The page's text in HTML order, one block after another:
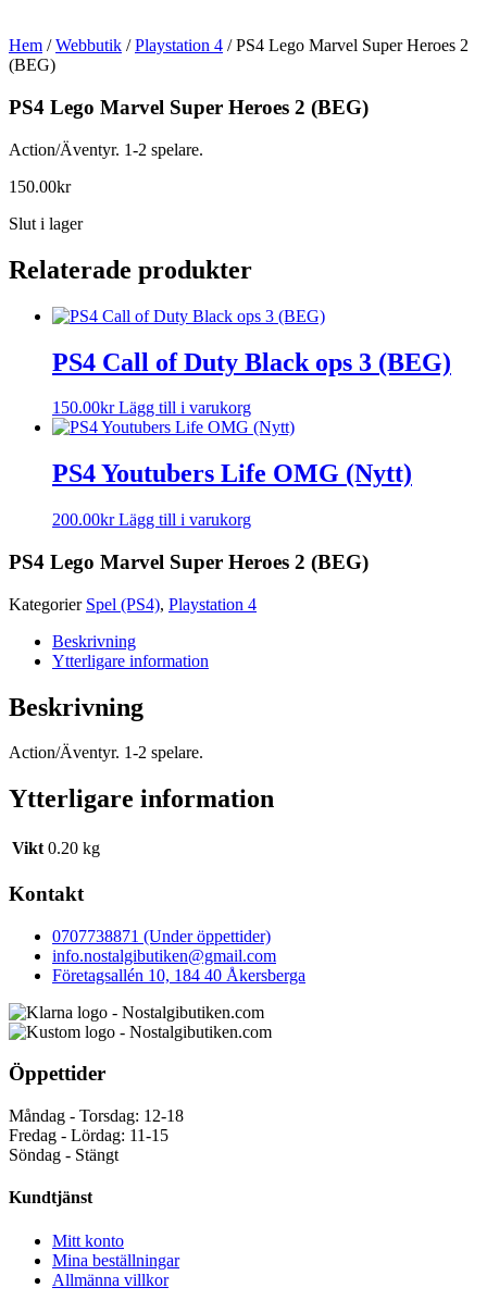
Hem /Webbutik /Playstation 4 / PS4 Lego Marvel Super Heroes 2
(BEG)
PS4 Lego Marvel Super Heroes 2 (BEG)
Action/Äventyr. 1-2 spelare.
150.00kr
Slut i lager
Relaterade produkter
PS4 Call of Duty Black ops 3 (BEG)
150.00kr Lägg till i varukorg
PS4 Youtubers Life OMG (Nytt)
200.00kr Lägg till i varukorg
PS4 Lego Marvel Super Heroes 2 (BEG)
Kategorier Spel (PS4), Playstation 4
Beskrivning
Ytterligare information
Beskrivning
Action/Äventyr. 1-2 spelare.
Ytterligare information
Vikt 0.20 kg
Kontakt
0707738871 (Under öppettider)
info.nostalgibutiken@gmail.com
Företagsallén 10, 184 40 Åkersberga
Öppettider
Måndag - Torsdag: 12-18
Fredag - Lördag: 11-15
Söndag - Stängt
Kundtjänst
Mitt konto
Mina beställningar
Allmänna villkor